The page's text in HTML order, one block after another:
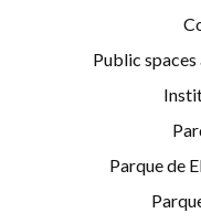
Public
Parque de